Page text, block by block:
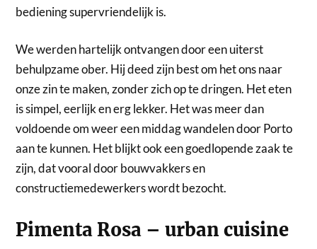
bediening supervriendelijk is.
We werden hartelijk ontvangen door een uiterst
behulpzame ober. Hij deed zijn best om het ons naar
onze zin te maken, zonder zich op te dringen. Het eten
is simpel, eerlijk en erg lekker. Het was meer dan
voldoende om weer een middag wandelen door Porto
aan te kunnen. Het blijkt ook een goedlopende zaak te
zijn, dat vooral door bouwvakkers en
constructiemedewerkers wordt bezocht.
Pimenta Rosa – urban cuisine